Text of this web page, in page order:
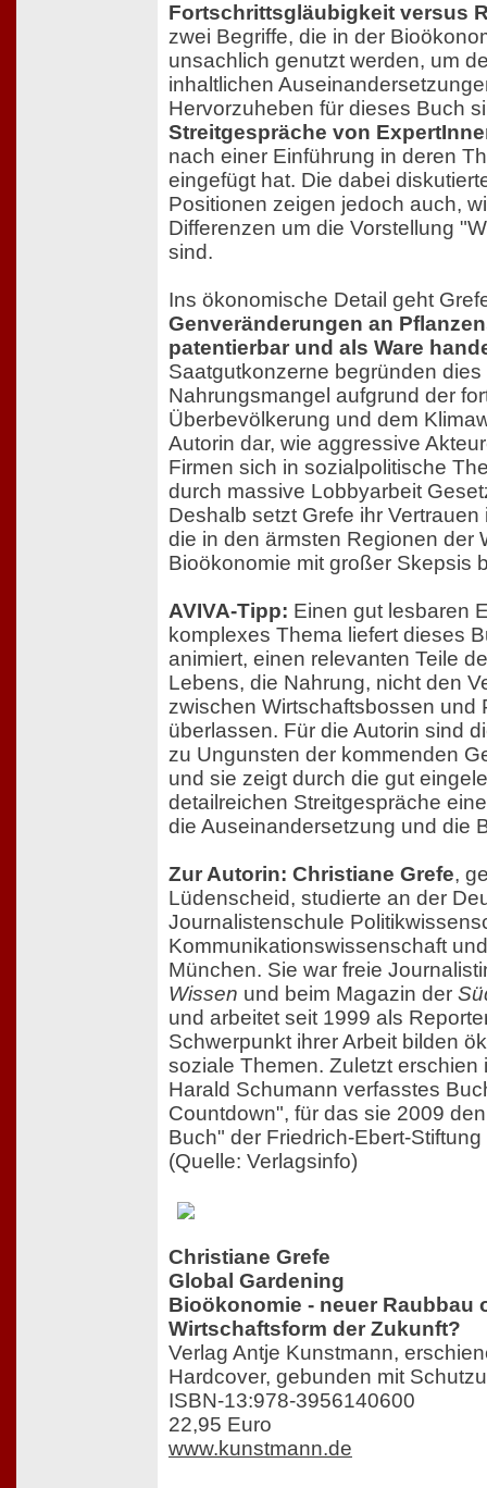
Fortschrittsgläubigkeit versus
zwei Begriffe, die in der
unsachlich genutzt werden, um
inhaltlichen
Hervorzuheben für dieses Buch
Streitgespräche von
nach einer Einführung in deren
eingefügt hat. Die dabei
Positionen zeigen jedoch auch,
Differenzen um die Vorstellung
sind.
Ins ökonomische Detail geht
Genveränderungen an
patentierbar und als Ware
Saatgutkonzerne begründen
Nahrungsmangel aufgrund der
Überbevölkerung und dem
Autorin dar, wie aggressive
Firmen sich in sozialpolitische
durch massive Lobbyarbeit
Deshalb setzt Grefe ihr
die in den ärmsten Regionen der
Bioökonomie mit großer Skepsis
AVIVA-Tipp: Einen gut lesbaren
komplexes Thema liefert dieses
animiert, einen relevanten Teile
Lebens, die Nahrung, nicht den
zwischen Wirtschaftsbossen und
überlassen. Für die Autorin sind
zu Ungunsten der kommenden
und sie zeigt durch die gut
detailreichen Streitgespräche
die Auseinandersetzung und die
Zur Autorin: Christiane Grefe,
Lüdenscheid, studierte an der
Journalistenschule
Kommunikationswissenschaft
München. Sie war freie
Wissen und beim Magazin der
und arbeitet seit 1999 als
Schwerpunkt ihrer Arbeit bilden
soziale Themen. Zuletzt erschien
Harald Schumann verfasstes
Countdown", für das sie 2009
Buch" der Friedrich-Ebert-
(Quelle: Verlagsinfo)
Christiane Grefe
Global Gardening
Bioökonomie - neuer Raubbau
Wirtschaftsform der Zukunft?
Verlag Antje Kunstmann,
Hardcover, gebunden mit
ISBN-13:978-3956140600
22,95 Euro
www.kunstmann.de